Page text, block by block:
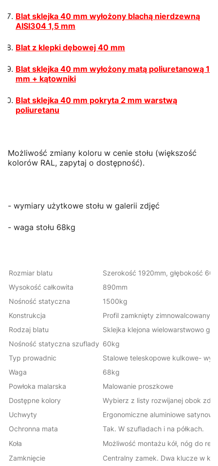
Blat sklejka 40 mm wyłożony blachą nierdzewną
AISI304 1,5 mm
Blat z klepki dębowej 40 mm
Blat sklejka 40 mm wyłożony matą poliuretanową 1
mm + kątowniki
Blat sklejka 40 mm pokryta 2 mm warstwą
poliuretanu
Możliwość zmiany koloru w cenie stołu (większość
kolorów RAL, zapytaj o dostępność).
- wymiary użytkowe stołu w galerii zdjęć
- waga stołu 68kg
Rozmiar blatu
Szerokość 1920mm, głębokość
Wysokość całkowita
890mm
Nośność statyczna
1500kg
Konstrukcja
Profil zamknięty zimnowalcowany
Rodzaj blatu
Sklejka klejona wielowarstwowo
Nośność statyczna szuflady 60kg
Typ prowadnic
Stalowe teleskopowe kulkowe-
Waga
68kg
Powłoka malarska
Malowanie proszkowe
Dostępne kolory
Wybierz z listy rozwijanej obok
Uchwyty
Ergonomiczne aluminiowe
Ochronna mata
Tak. W szufladach i na półkach.
Koła
Możliwość montażu kół, nóg do
Zamknięcie
Centralny zamek. Dwa klucze w